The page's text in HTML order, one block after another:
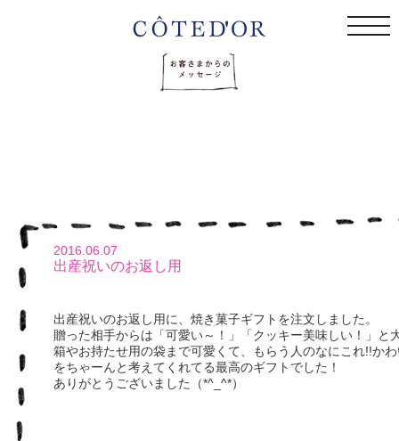
2016.06.07
出産祝いのお返し用
出産祝いのお返し用に、焼き菓子ギフトを注文しました。
贈った相手からは「可愛い～！」「クッキー美味しい！」と
箱やお持たせ用の袋まで可愛くて、もらう人のなにこれ!!か
をちゃーんと考えてくれてる最高のギフトでした！
ありがとうございました（*^_^*）